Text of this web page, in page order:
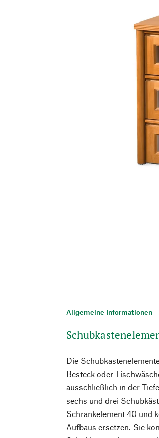
Allgemeine Informationen
Die
Besteck oder
ausschließlich in der
sechs und drei
Schrankelement 40 und
Aufbaus ersetzen. Sie